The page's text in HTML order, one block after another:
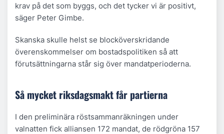
krav på det som byggs, och det tycker vi är positivt,
säger Peter Gimbe.
Skanska skulle helst se blocköverskridande
överenskommelser om bostadspolitiken så att
förutsättningarna står sig över mandatperioderna.
Så mycket riksdagsmakt får partierna
I den preliminära röstsammanräkningen under
valnatten fick alliansen 172 mandat, de rödgröna 157